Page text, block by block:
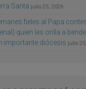
Santa julio 25, 2026
fieles al Papa
quien les orilla a
importante diócesis julio